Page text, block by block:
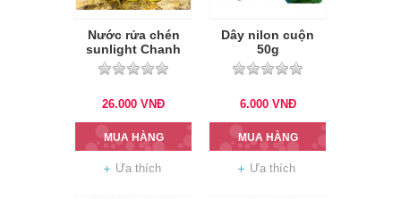
Nước rửa chén
sunlight Chanh
750ml
26.000 VNĐ
MUA HÀNG
Ưa thích
Dây nilon cuộn
50g
6.000 VNĐ
MUA HÀNG
Ưa thích